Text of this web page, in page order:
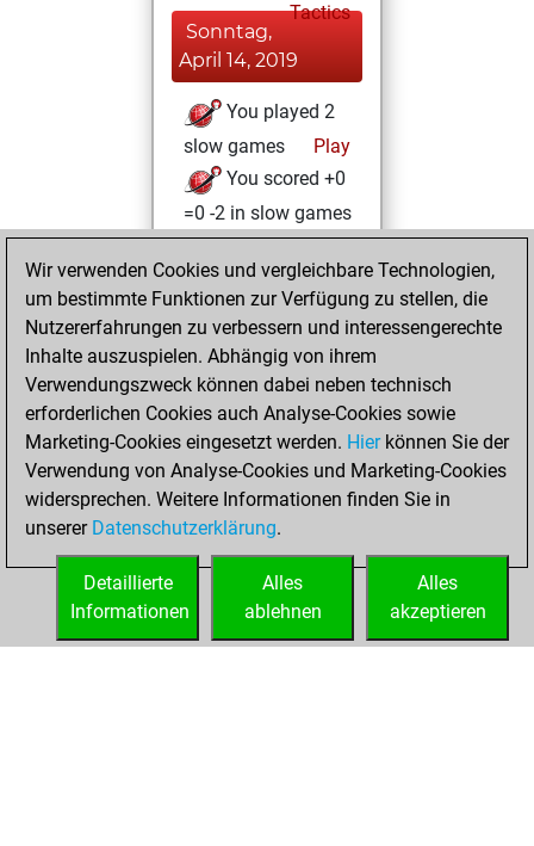
Tactics
Sonntag,
April 14, 2019
You played 2
slow games
Play
You scored +0
=0 -2 in slow games
Samstag, April 13,
2019
You played 8
blitz games
Play
You scored +1
=0 -7 in blitz
You played 2
bullet games
You scored +0
=0 -2 in bullet
Wir verwenden Cookies und vergleichbare Technologien,
um bestimmte Funktionen zur Verfügung zu stellen, die
Nutzererfahrungen zu verbessern und interessengerechte
Inhalte auszuspielen. Abhängig von ihrem
Verwendungszweck können dabei neben technisch
erforderlichen Cookies auch Analyse-Cookies sowie
Marketing-Cookies eingesetzt werden. Hierkönnen Sie der
Verwendung von Analyse-Cookies und Marketing-Cookies
widersprechen. Weitere Informationen finden Sie in
unserer Datenschutzerklärung.
Alles
akzeptieren
Alles
ablehnen
Detaillierte
Informationen